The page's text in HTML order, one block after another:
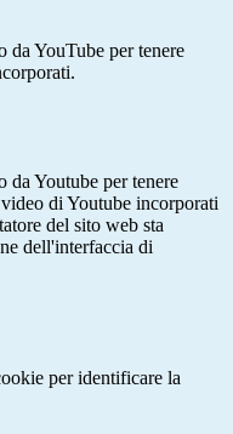
da YouTube per tenere
da Youtube per tenere
di Youtube incorporati
del sito web sta
dell'interfaccia di
per identificare la